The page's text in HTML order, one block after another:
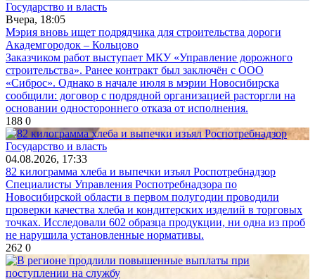
Государство и власть
Вчера, 18:05
Мэрия вновь ищет подрядчика для строительства дороги
Академгородок – Кольцово
Заказчиком работ выступает МКУ «Управление дорожного
строительства». Ранее контракт был заключён с ООО
«Сиброс». Однако в начале июля в мэрии Новосибирска
сообщили: договор с подрядной организацией расторгли на
основании одностороннего отказа от исполнения.
188 0
Государство и власть
04.08.2026, 17:33
82 килограмма хлеба и выпечки изъял Роспотребнадзор
Специалисты Управления Роспотребнадзора по
Новосибирской области в первом полугодии проводили
проверки качества хлеба и кондитерских изделий в торговых
точках. Исследовали 602 образца продукции, ни одна из проб
не нарушила установленные нормативы.
262 0